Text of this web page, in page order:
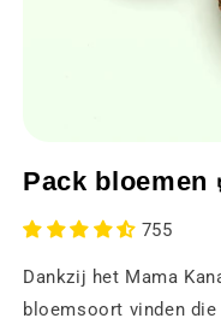
1
openen
een
modaal
Pack bloemen
755
Dankzij het Mama
bloemsoort vinden